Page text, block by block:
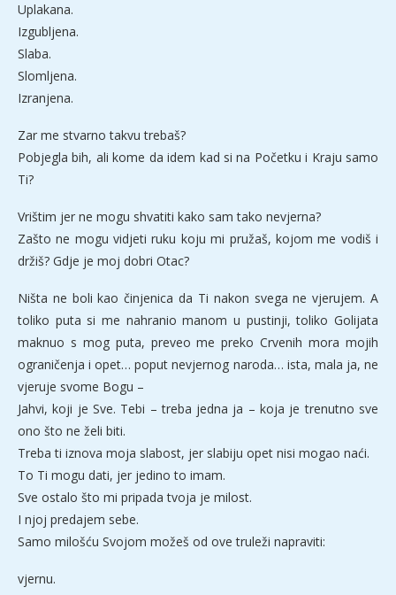
Uplakana.
Izgubljena.
Slaba.
Slomljena.
Izranjena.
Zar me stvarno takvu trebaš?
Pobjegla bih, ali kome da idem kad si na Početku i Kraju samo
Ti?
Vrištim jer ne mogu shvatiti kako sam tako nevjerna?
Zašto ne mogu vidjeti ruku koju mi pružaš, kojom me vodiš i
držiš? Gdje je moj dobri Otac?
Ništa ne boli kao činjenica da Ti nakon svega ne vjerujem. A
toliko puta si me nahranio manom u pustinji, toliko Golijata
maknuo s mog puta, preveo me preko Crvenih mora mojih
ograničenja i opet… poput nevjernog naroda… ista, mala ja, ne
vjeruje svome Bogu –
Jahvi, koji je Sve. Tebi – treba jedna ja – koja je trenutno sve
ono što ne želi biti.
Treba ti iznova moja slabost, jer slabiju opet nisi mogao naći.
To Ti mogu dati, jer jedino to imam.
Sve ostalo što mi pripada tvoja je milost.
I njoj predajem sebe.
Samo milošću Svojom možeš od ove truleži napraviti:
vjernu.